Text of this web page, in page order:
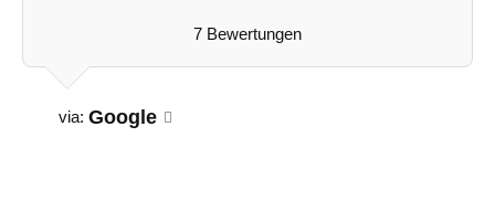
7 Bewertungen
via: Google